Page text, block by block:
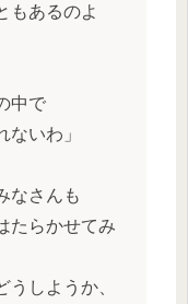
もあるのよ
中で
いわ」
なさんも
たらかせてみ
うしようか、